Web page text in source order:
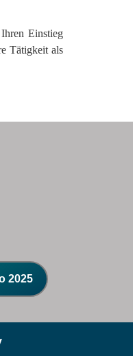
Einstieg
Tätigkeit als
2025